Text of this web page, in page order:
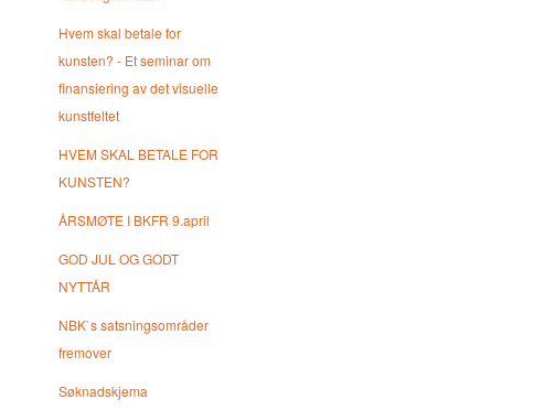
Hvem skal betale for
kunsten? - Et seminar om
finansiering av det visuelle
kunstfeltet
HVEM SKAL BETALE FOR
KUNSTEN?
ÅRSMØTE I BKFR 9.april
GOD JUL OG GODT
NYTTÅR
NBK`s satsningsområder
fremover
Søknadskjema